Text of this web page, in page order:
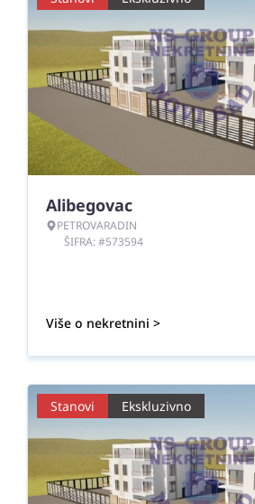
Alibegovac
PETROVARADIN
ŠIFRA: #573594
Više o nekretnini >
Stanovi Ekskluzivno